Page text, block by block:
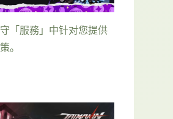
「服務」中针对您提供
。